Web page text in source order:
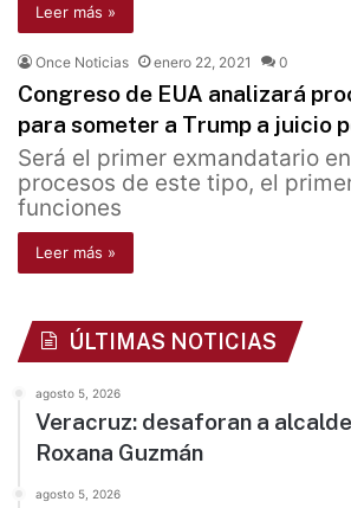
Leer más »
Once Noticias enero 22, 2021 0
Congreso de EUA analizará
para someter a Trump a juicio
Será el primer exmandatario
procesos de este tipo, el
funciones
Leer más »
ÚLTIMAS NOTICIAS
agosto 5, 2026
Veracruz: desaforan a
Roxana Guzmán
agosto 5, 2026